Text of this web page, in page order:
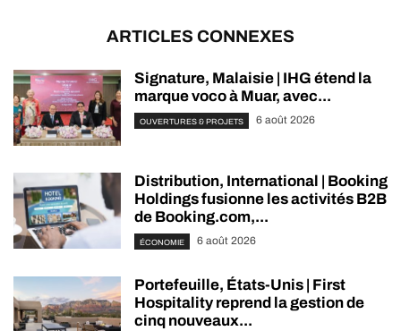
ARTICLES CONNEXES
Signature, Malaisie | IHG étend la
marque voco à Muar, avec...
OUVERTURES & PROJETS 6 août 2026
Distribution, International | Booking
Holdings fusionne les activités B2B
de Booking.com,...
ÉCONOMIE 6 août 2026
Portefeuille, États-Unis | First
Hospitality reprend la gestion de
cinq nouveaux...